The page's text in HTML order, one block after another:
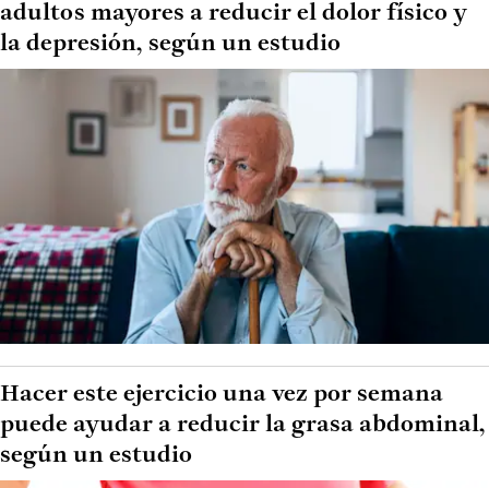
adultos mayores a reducir el dolor físico y
la depresión, según un estudio
Hacer este ejercicio una vez por semana
puede ayudar a reducir la grasa abdominal,
según un estudio